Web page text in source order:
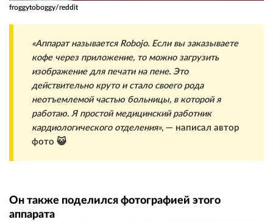
froggytoboggy/reddit
«Аппарат называется Robojo. Если вы заказываете
кофе через приложение, то можно загрузить
изображение для печати на пене. Это
действительно круто и стало своего рода
неотъемлемой частью больницы, в которой я
работаю. Я простой медицинский работник
кардиологического отделения», — написал автор
фото 😺
Он также поделился фотографией этого
аппарата